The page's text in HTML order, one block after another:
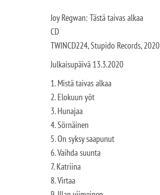
Joy Regwan: Tästä taivas alkaa
CD
TWINCD224, Stupido Records, 2020
Julkaisupäivä 13.3.2020
1. Mistä taivas alkaa
2. Elokuun yöt
3. Hunajaa
4. Sörnäinen
5. On syksy saapunut
6. Vaihda suunta
7. Katriina
8. Virtaa